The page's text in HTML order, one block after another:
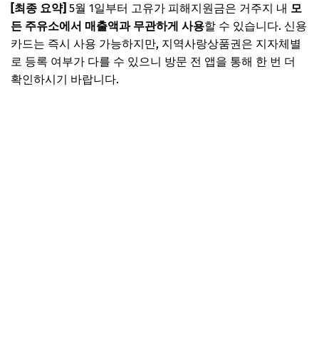
[최종 요약] 5월 1일부터 고유가 피해지원금은 거주지 내 모
든 주유소에서 매출액과 무관하게 사용할 수 있습니다. 신용
카드는 즉시 사용 가능하지만, 지역사랑상품권은 지자체별
로 등록 여부가 다를 수 있으니 방문 전 앱을 통해 한 번 더
확인하시기 바랍니다.